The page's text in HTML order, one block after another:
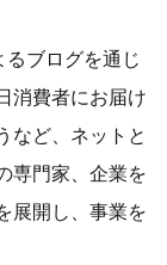
るブログを通じ
消費者にお届け
など、ネットと
専門家、企業を
展開し、事業を